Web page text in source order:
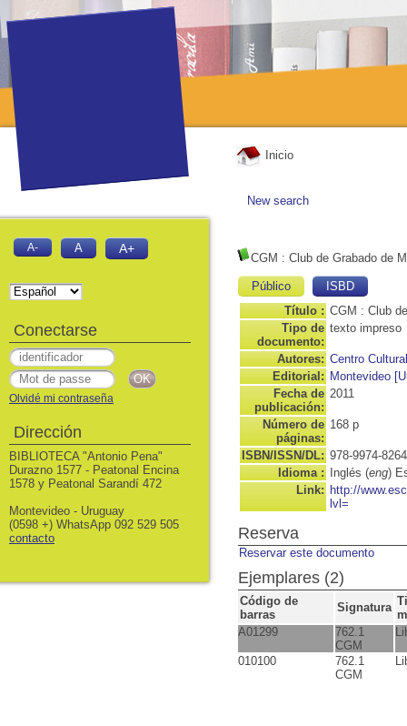
Inicio
New search
CGM : Club de Grabado de
Público
ISBD
Título : CGM : Club
Tipo de
documento:
texto impreso
Autores: Centro
Editorial: Montevideo
Fecha de
publicación:
2011
Número de
páginas:
168 p
ISBN/ISSN/DL: 978-9974-
Idioma :
Inglés (eng)
Link: http://
lvl=
Reserva
Reservar este documento
Ejemplares (2)
Código de
barras
Signatura
A01299
762.1
CGM
010100
762.1
CGM
A- A A+
Conectarse
Olvidé mi contraseña
Dirección
BIBLIOTECA "Antonio Pena"
Durazno 1577 - Peatonal Encina
1578 y Peatonal Sarandí 472
Montevideo - Uruguay
(0598 +) WhatsApp 092 529 505
contacto